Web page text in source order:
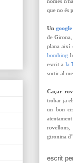
que no és
Un
de
plana així
bombing
escrit a la
sortir al
Caçar
trobar ja
un bon
rovellons,
gironina
escrit